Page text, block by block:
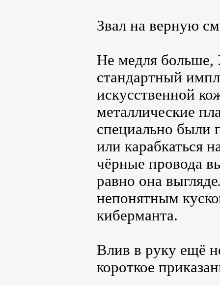
Звал на верную
Не медля больше,
стандартный
искусственной
металлические
специально были
или карабкаться
чёрные провода
равно она
непонятным
киберманта.
Влив в руку ещё
короткое